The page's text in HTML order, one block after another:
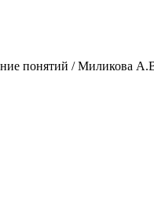
понятий / Миликова